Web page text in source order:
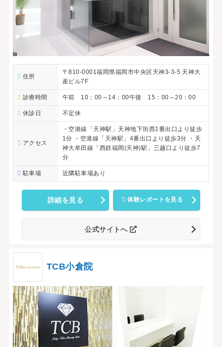
住所
〒810-0001福岡県福岡市中央区天神3-3-5 天神大
産ビル7F
診療時間 午前 10：00～14：00午後 15：00～20：00
休診日 不定休
アクセス
・空港線「天神駅」天神地下街西1番出口より徒歩
1分 ・空港線「天神駅」4番出口より徒歩3分 ・天
神大牟田線「西鉄福岡(天神)駅」三越口より徒歩7
分
駐車場 近隣駐車場あり
詳細を見る 体験レポートを見る
公式サイトへ
TCB小倉院